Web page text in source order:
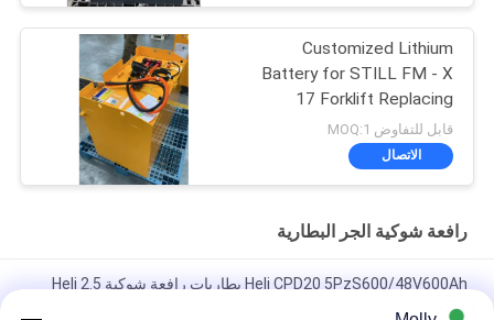
Customized Lithium
Battery for STILL FM - X
17 Forklift Replacing
48V/775AH Lead - Acid
Battery to 51.2V 690AH
Lithium Battery
قابل للتفاوض MOQ:1
الاتصال
رافعة شوكية الجر البطارية
Heli CPD20 5PzS600/48V600Ah بطاريات رافعة شوكية Heli 2.5
طن